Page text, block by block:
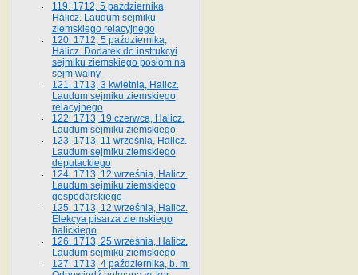
119. 1712, 5 października,
Halicz. Laudum sejmiku
ziemskiego relacyjnego
120. 1712, 5 października,
Halicz. Dodatek do instrukcyi
sejmiku ziemskiego posłom na
sejm walny
121. 1713, 3 kwietnia, Halicz.
Laudum sejmiku ziemskiego
relacyjnego
122. 1713, 19 czerwca, Halicz.
Laudum sejmiku ziemskiego
123. 1713, 11 września, Halicz.
Laudum sejmiku ziemskiego
deputackiego
124. 1713, 12 września, Halicz.
Laudum sejmiku ziemskiego
gospodarskiego
125. 1713, 12 września, Halicz.
Elekcya pisarza ziemskiego
halickiego
126. 1713, 25 września, Halicz.
Laudum sejmiku ziemskiego
127. 1713, 4 października, b. m.